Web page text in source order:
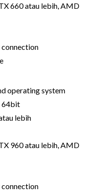
660 atau lebih, AMD
operating system
64bit
lebih
960 atau lebih, AMD